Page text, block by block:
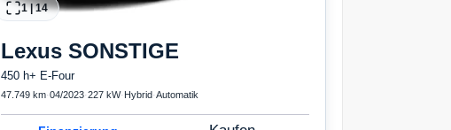
1|14
Lexus SONSTIGE
450 h+ E-Four
47.749 km·04/2023·227 kW· Hybrid·Automatik